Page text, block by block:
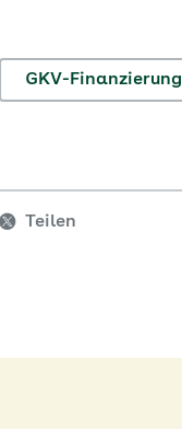
GKV-Finanzierung
Teilen